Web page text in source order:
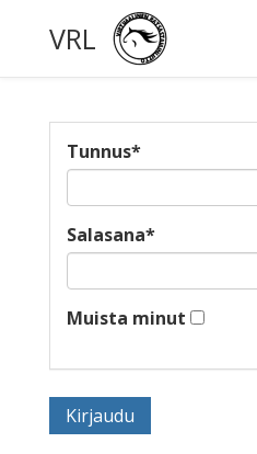
VRL
Tunnus*
Salasana*
Muista minut